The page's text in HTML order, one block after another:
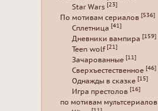
Star Wars [23]
По мотивам сериалов [536]
Сплетница [41]
Дневники вампира [159]
Teen wolf [21]
Зачарованные [11]
Сверхъестественное [46]
Однажды в сказке [15]
Игра престолов [16]
по мотивам мультсериалов